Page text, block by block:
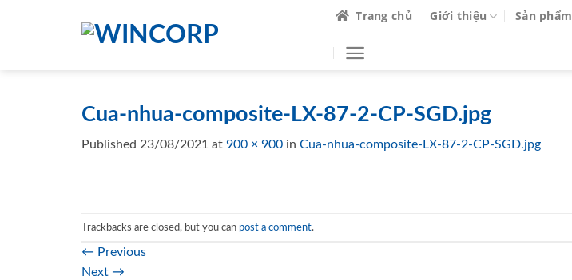
Trang chủ Giới thiệu Sản phẩm
Cua-nhua-composite-LX-87-2-CP-SGD.jpg
Published 23/08/2021 at 900 × 900 in Cua-nhua-composite-LX-87-2-CP-SGD.jpg
Trackbacks are closed, but you can post a comment.
← Previous
Next →